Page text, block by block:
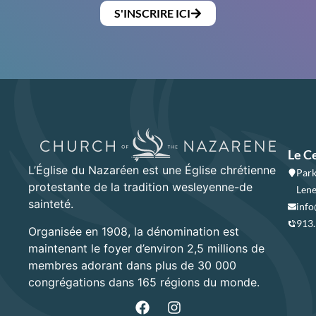
S'INSCRIRE ICI
L’Église du Nazaréen est une Église chrétienne
protestante de la tradition wesleyenne-de
sainteté.
Organisée en 1908, la dénomination est
maintenant le foyer d’environ 2,5 millions de
membres adorant dans plus de 30 000
congrégations dans 165 régions du monde.
Le